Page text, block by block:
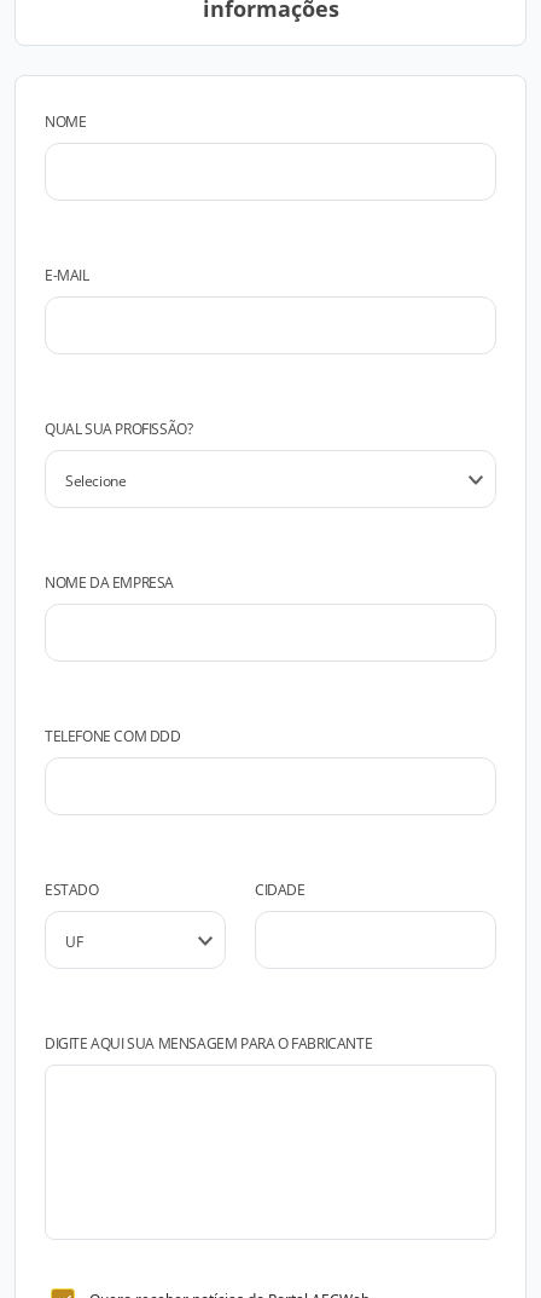
informações
NOME
E-MAIL
QUAL SUA PROFISSÃO?
NOME DA EMPRESA
TELEFONE COM DDD
ESTADO CIDADE
DIGITE AQUI SUA MENSAGEM PARA O FABRICANTE